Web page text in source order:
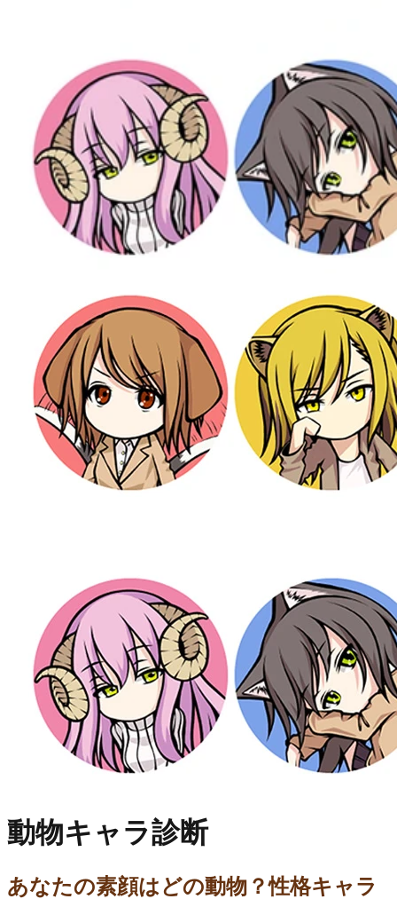
動物キャラ診断
あなたの素顔はどの動物？性格キャラ